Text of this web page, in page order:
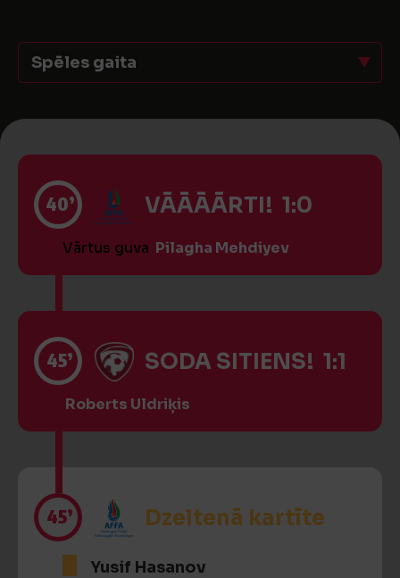
Spēles gaita
40’ VĀĀĀĀRTI! 1:0
Vārtus guva Pilagha Mehdiyev
45’ SODA SITIENS! 1:1
Roberts Uldriķis
45’ Dzeltenā kartīte
Yusif Hasanov